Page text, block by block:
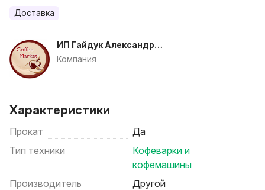
Доставка
ИП Гайдук Александр
Владимирович
Компания
Характеристики
Прокат
Да
Тип техники
Кофеварки и
кофемашины
Производитель
Другой